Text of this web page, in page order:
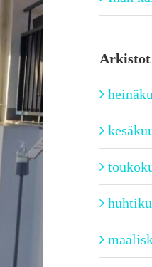
Arkistot